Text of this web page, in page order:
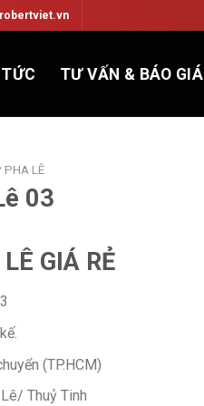
TƯ VẤN & BÁO GIÁ
PHA LÊ
03
GIÁ RẺ
(TP.HCM)
Thuỷ Tinh